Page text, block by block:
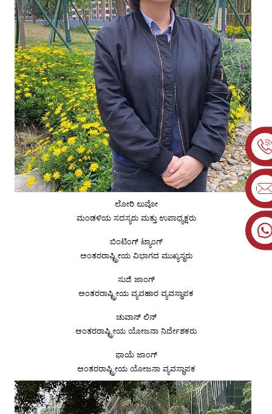
ಲೋರಿ ಲುವೋ
ಮಂಡಳಿಯ ಸದಸ್ಯರು ಮತ್ತು ಉಪಾಧ್ಯಕ್ಷರು
ಬಿಂಟಿಂಗ್ ಟ್ಯಾಂಗ್
ಅಂತರರಾಷ್ಟ್ರೀಯ ವಿಭಾಗದ ಮುಖ್ಯಸ್ಥರು
ಸುಜಿ ಜಾಂಗ್
ಅಂತರರಾಷ್ಟ್ರೀಯ ವ್ಯವಹಾರ ವ್ಯವಸ್ಥಾಪಕ
ಚುವಾನ್ ಲಿನ್
ಅಂತರರಾಷ್ಟ್ರೀಯ ಯೋಜನಾ ನಿರ್ದೇಶಕರು
ಫಾಯೆ ಜಾಂಗ್
ಅಂತರರಾಷ್ಟ್ರೀಯ ಯೋಜನಾ ವ್ಯವಸ್ಥಾಪಕ